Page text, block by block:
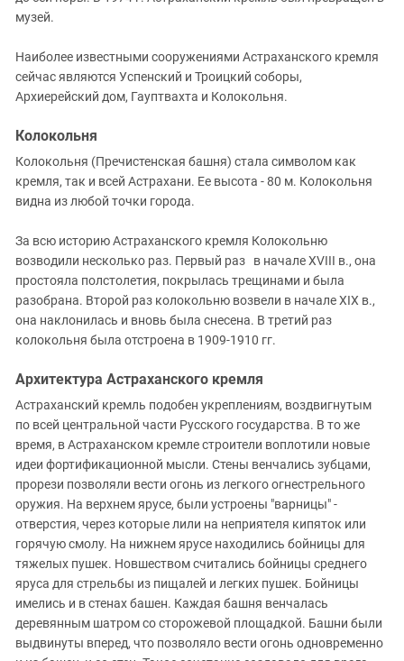
музей.
Наиболее известными сооружениями Астраханского кремля
сейчас являются Успенский и Троицкий соборы,
Архиерейский дом, Гауптвахта и Колокольня.
Колокольня
Колокольня (Пречистенская башня) стала символом как
кремля, так и всей Астрахани. Ее высота - 80 м. Колокольня
видна из любой точки города.
За всю историю Астраханского кремля Колокольню
возводили несколько раз. Первый раз в начале XVIII в., она
простояла полстолетия, покрылась трещинами и была
разобрана. Второй раз колокольню возвели в начале XIX в.,
она наклонилась и вновь была снесена. В третий раз
колокольня была отстроена в 1909-1910 гг.
Архитектура Астраханского кремля
Астраханский кремль подобен укреплениям, воздвигнутым
по всей центральной части Русского государства. В то же
время, в Астраханском кремле строители воплотили новые
идеи фортификационной мысли. Стены венчались зубцами,
прорези позволяли вести огонь из легкого огнестрельного
оружия. На верхнем ярусе, были устроены "варницы" -
отверстия, через которые лили на неприятеля кипяток или
горячую смолу. На нижнем ярусе находились бойницы для
тяжелых пушек. Новшеством считались бойницы среднего
яруса для стрельбы из пищалей и легких пушек. Бойницы
имелись и в стенах башен. Каждая башня венчалась
деревянным шатром со сторожевой площадкой. Башни были
выдвинуты вперед, что позволяло вести огонь одновременно